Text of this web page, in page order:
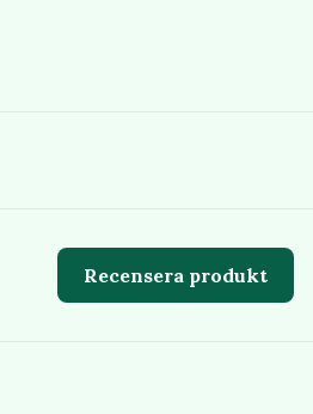
Recensera produkt